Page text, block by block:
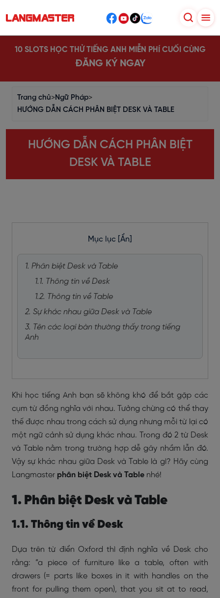
10 SLOTS HỌC THỬ TIẾNG ANH MIỄN PHÍ CUỐI CÙNG
ĐĂNG KÝ NGAY
Trang chủ>Ngữ Pháp>
HƯỚNG DẪN CÁCH PHÂN BIỆT DESK VÀ TABLE
HƯỚNG DẪN CÁCH PHÂN BIỆT
DESK VÀ TABLE
Mục lục [Ẩn]
1. Phân biệt Desk và Table
1.1. Thông tin về Desk
1.2. Thông tin về Table
2. Sự khác nhau giữa Desk và Table
3. Tên các loại bàn thường thấy trong tiếng
Anh
Khi học tiếng Anh bạn sẽ không khó để bắt gặp các
cụm từ đồng nghĩa với nhau. Tưởng chừng có thể thay
thế được nhau trong cách sử dụng nhưng mỗi từ lại có
một ngữ cảnh sử dụng khác nhau. Trong đó 2 từ Desk
và Table nằm trong trường hợp dễ gây nhầm lẫn đó.
Vậy sự khác nhau giữa Desk và Table là gì? Hãy cùng
Langmaster phân biệt Desk và Table nhé!
1. Phân biệt Desk và Table
1.1. Thông tin về Desk
Dựa trên từ điển Oxford thì định nghĩa về Desk cho
rằng: “a piece of furniture like a table, often with
drawers (= parts like boxes in it with handles on the
front for pulling them open), that you sit at to read,